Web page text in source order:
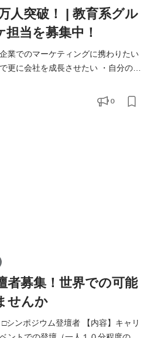
人突破！ | 教育系グル
当を募集中！
業でのマーケティングに携わりたい
更に会社を成長させたい ・自分のア
、英語
ンを確立できています。 ただ長期的
0
者募集！世界での可能
せんか